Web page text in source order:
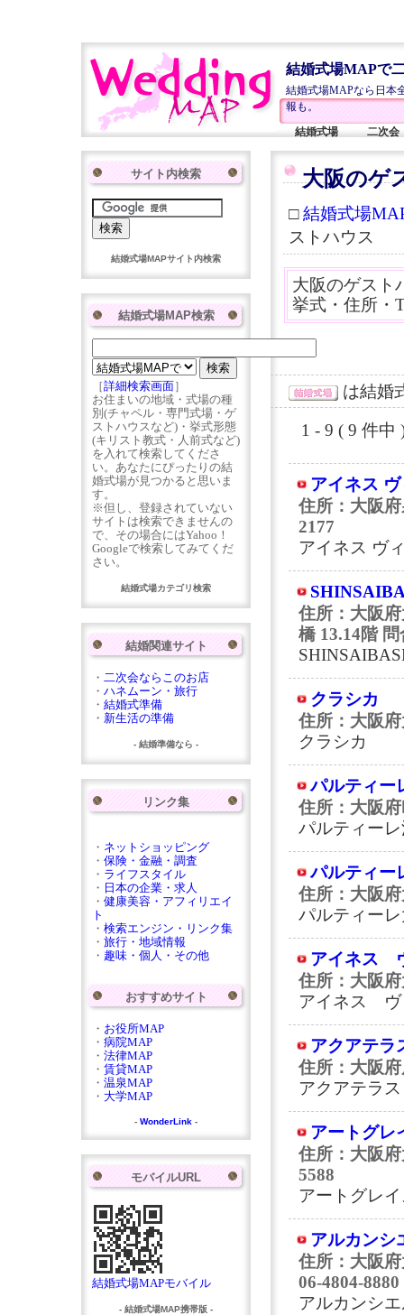
結婚式場MAPで
結婚式場MAPなら日本
報も。
結婚式場
二次会
大阪のゲ
□結婚式場
ストハウス
大阪のゲスト
挙式・住所・
は結婚
1 - 9 ( 9 件中
アイネス
住所：大阪
2177
アイネス ヴ
住所：大阪
橋 13.14階
クラシカ
住所：大阪
クラシカ
パルティー
住所：大阪
パルティー
パルティー
住所：大阪
パルティー
アイネス
住所：大阪
アイネス ヴ
アクアテラ
住所：大阪
アクアテラ
アートグレ
住所：大阪
5588
アートグレ
アルカンシ
住所：大阪
06-4804-8880
アルカンシ
サイト内検索
結婚式場MAPサイト内検索
結婚式場MAP検索
［詳細検索画面］
お住まいの地域・式場の種
別(チャペル・専門式場・ゲ
ストハウスなど)・挙式形態
(キリスト教式・人前式など)
を入れて検索してくださ
い。あなたにぴったりの結
婚式場が見つかると思いま
す。
※但し、登録されていない
サイトは検索できませんの
で、その場合にはYahoo！
Googleで検索してみてくだ
さい。
結婚式場カテゴリ検索
結婚関連サイト
・ 二次会ならこのお店
・ ハネムーン・旅行
・ 結婚式準備
・ 新生活の準備
- 結婚準備なら -
リンク集
・ ネットショッピング
・ 保険・金融・調査
・ ライフスタイル
・ 日本の企業・求人
・ 健康美容・アフィリエイ
ト
・ 検索エンジン・リンク集
・ 旅行・地域情報
・ 趣味・個人・その他
おすすめサイト
・ お役所MAP
・ 病院MAP
・ 法律MAP
・ 賃貸MAP
・ 温泉MAP
・ 大学MAP
- WonderLink -
モバイルURL
結婚式場MAPモバイル
- 結婚式場MAP携帯版 -